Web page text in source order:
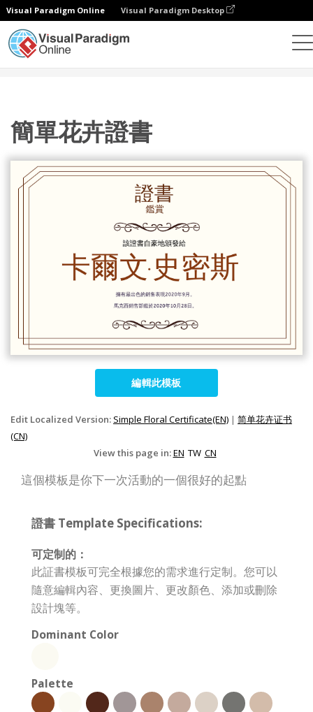
Visual Paradigm Online Visual Paradigm Desktop
簡單花卉證書
編輯此模板
Edit Localized Version: Simple Floral Certificate(EN) | 简单花卉证书
(CN)
View this page in:EN TW CN
這個模板是你下一次活動的一個很好的起點
證書 Template Specifications:
可定制的：
此証書模板可完全根據您的需求進行定制。您可以
隨意編輯內容、更換圖片、更改顏色、添加或刪除
設計塊等。
Dominant Color
Palette